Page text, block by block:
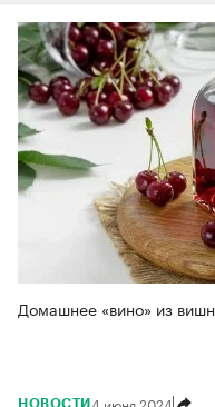
Домашнее «вино» из
НОВОСТИ